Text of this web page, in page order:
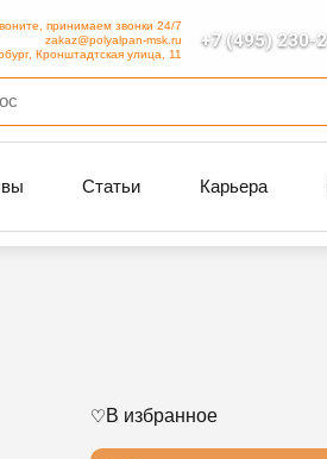
+7 (495) 230-
принимаем звонки 24/7
zakaz@polyalpan-msk.ru
Кронштадтская улица, 11
Статьи Карьера
В избранное